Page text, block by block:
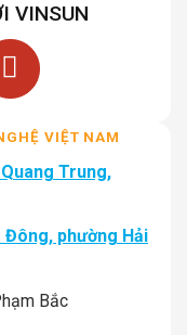
VINSUN
VIỆT NAM
Trung,
Đông, phường Hải
Bắc